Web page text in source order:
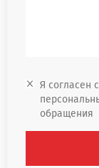
Я согласен
обращения